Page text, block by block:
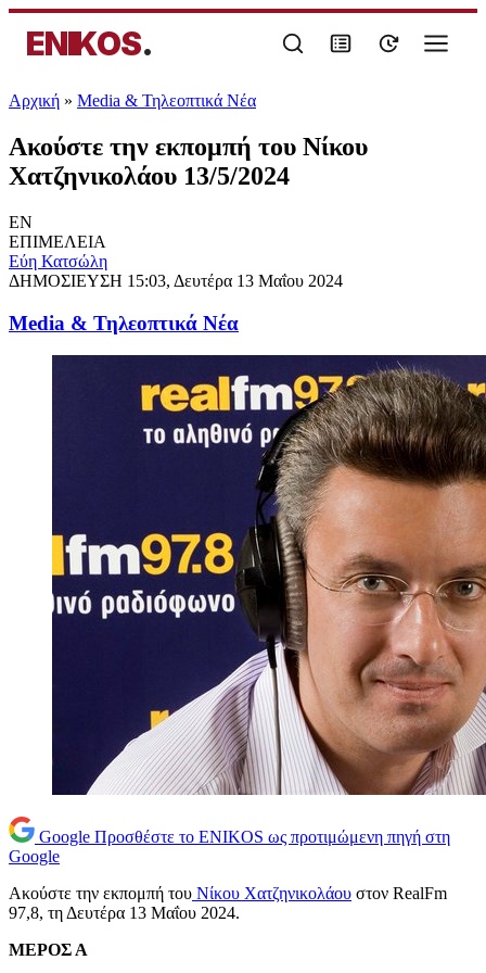
ENIKOS.
Αρχική » Media & Τηλεοπτικά Νέα
Ακούστε την εκπομπή του Νίκου
Χατζηνικολάου 13/5/2024
EN
ΕΠΙΜΕΛΕΙΑ
Εύη Κατσώλη
ΔΗΜΟΣΙΕΥΣΗ 15:03, Δευτέρα 13 Μαΐου 2024
Media & Τηλεοπτικά Νέα
Google Προσθέστε το ENIKOS ως προτιμώμενη πηγή στη
Google
Ακούστε την εκπομπή του Νίκου Χατζηνικολάου στον RealFm
97,8, τη Δευτέρα 13 Μαΐου 2024.
ΜΕΡΟΣ Α